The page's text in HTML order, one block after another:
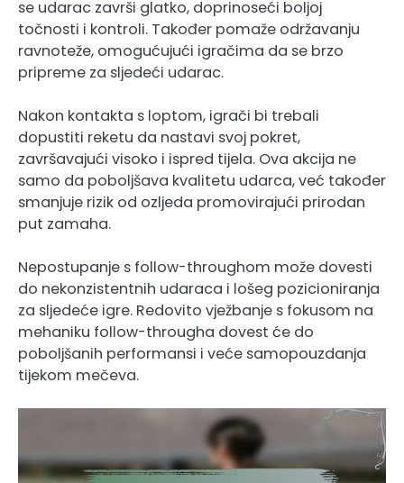
se udarac završi glatko, doprinoseći boljoj
točnosti i kontroli. Također pomaže održavanju
ravnoteže, omogućujući igračima da se brzo
pripreme za sljedeći udarac.
Nakon kontakta s loptom, igrači bi trebali
dopustiti reketu da nastavi svoj pokret,
završavajući visoko i ispred tijela. Ova akcija ne
samo da poboljšava kvalitetu udarca, već također
smanjuje rizik od ozljeda promovirajući prirodan
put zamaha.
Nepostupanje s follow-throughom može dovesti
do nekonzistentnih udaraca i lošeg pozicioniranja
za sljedeće igre. Redovito vježbanje s fokusom na
mehaniku follow-througha dovest će do
poboljšanih performansi i veće samopouzdanja
tijekom mečeva.